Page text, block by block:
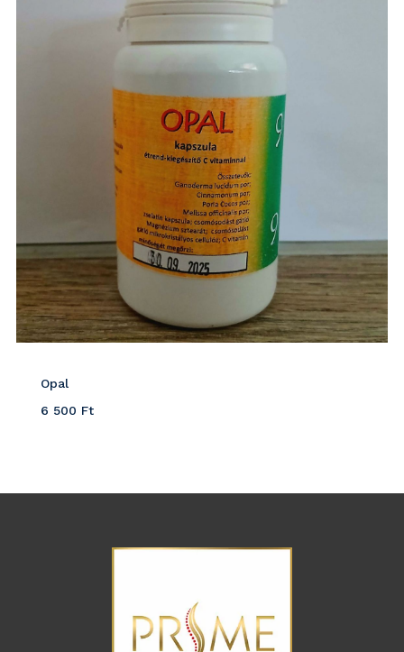
Opal
6 500 Ft